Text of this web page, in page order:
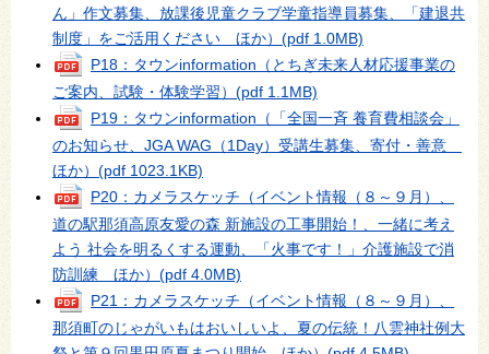
ん」作文募集、放課後児童クラブ学童指導員募集、「建退共
制度」をご活用ください ほか） (pdf 1.0MB)
P18：タウンinformation（とちぎ未来人材応援事業の
ご案内、試験・体験学習） (pdf 1.1MB)
P19：タウンinformation（「全国一斉 養育費相談会」
のお知らせ、JGA WAG（1Day）受講生募集、寄付・善意
ほか） (pdf 1023.1KB)
P20：カメラスケッチ（イベント情報（８～９月）、
道の駅那須高原友愛の森 新施設の工事開始！、一緒に考え
よう 社会を明るくする運動、「火事です！」介護施設で消
防訓練 ほか） (pdf 4.0MB)
P21：カメラスケッチ（イベント情報（８～９月）、
那須町のじゃがいもはおいしいよ、夏の伝統！八雲神社例大